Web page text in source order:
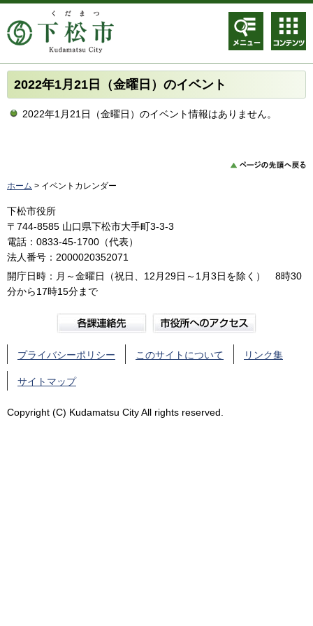
メニュ
ー
コンテ
ンツメ
ニュー
2022年1月21日（金曜日）のイベント
2022年1月21日（金曜日）のイベント情報はありません。
ホーム > イベントカレンダー
下松市役所
〒744-8585 山口県下松市大手町3-3-3
電話：0833-45-1700（代表）
法人番号：2000020352071
開庁日時：月～金曜日（祝日、12月29日～1月3日を除く） 8時30
分から17時15分まで
プライバシーポリシー このサイトについて リンク集
サイトマップ
Copyright (C) Kudamatsu City All rights reserved.